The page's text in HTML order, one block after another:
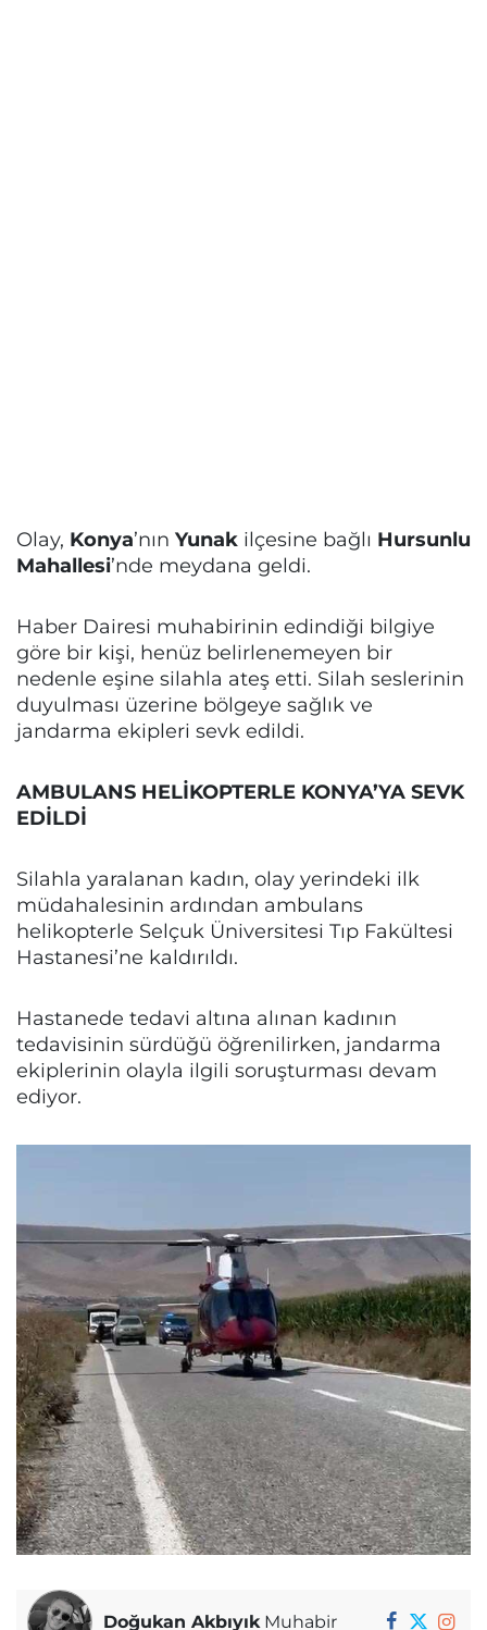
Olay, Konya’nın Yunak ilçesine bağlı Hursunlu
Mahallesi’nde meydana geldi.
Haber Dairesi muhabirinin edindiği bilgiye
göre bir kişi, henüz belirlenemeyen bir
nedenle eşine silahla ateş etti. Silah seslerinin
duyulması üzerine bölgeye sağlık ve
jandarma ekipleri sevk edildi.
AMBULANS HELİKOPTERLE KONYA’YA SEVK
EDİLDİ
Silahla yaralanan kadın, olay yerindeki ilk
müdahalesinin ardından ambulans
helikopterle Selçuk Üniversitesi Tıp Fakültesi
Hastanesi’ne kaldırıldı.
Hastanede tedavi altına alınan kadının
tedavisinin sürdüğü öğrenilirken, jandarma
ekiplerinin olayla ilgili soruşturması devam
ediyor.
Doğukan AkbıyıkMuhabir